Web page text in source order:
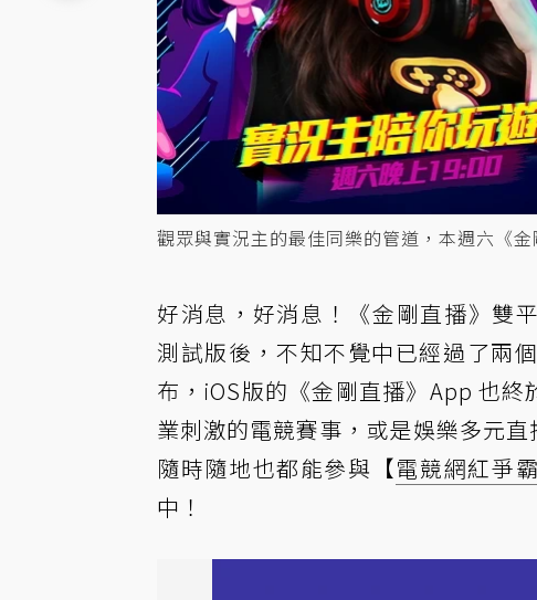
觀眾與實況主的最佳同樂的管道，本週六《
好消息，好消息！《金剛直播》雙
測試版後，不知不覺中已經過了兩
布，iOS版的《金剛直播》App 也
業刺激的電競賽事，或是娛樂多元
隨時隨地也都能參與【電競網紅爭
中！